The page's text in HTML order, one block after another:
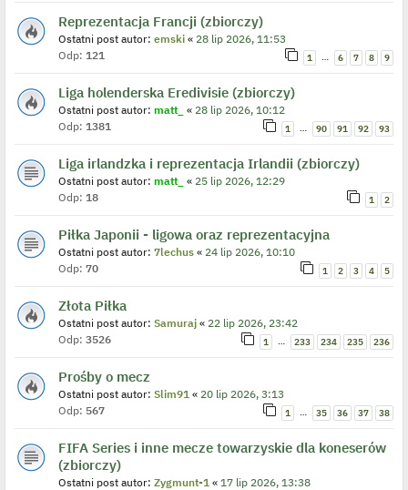
Reprezentacja Francji (zbiorczy)
Ostatni post autor: emski « 28 lip 2026, 11:53
Odp: 121 1 … 6 7 8 9
Liga holenderska Eredivisie (zbiorczy)
Ostatni post autor: matt_ « 28 lip 2026, 10:12
Odp: 1381 1 … 90 91 92 93
Liga irlandzka i reprezentacja Irlandii (zbiorczy)
Ostatni post autor: matt_ « 25 lip 2026, 12:29
Odp: 18 1 2
Piłka Japonii - ligowa oraz reprezentacyjna
Ostatni post autor: 7lechus « 24 lip 2026, 10:10
Odp: 70 1 2 3 4 5
Złota Piłka
Ostatni post autor: Samuraj « 22 lip 2026, 23:42
Odp: 3526 1 … 233 234 235 236
Prośby o mecz
Ostatni post autor: Slim91 « 20 lip 2026, 3:13
Odp: 567 1 … 35 36 37 38
FIFA Series i inne mecze towarzyskie dla koneserów
(zbiorczy)
Ostatni post autor: Zygmunt-1 « 17 lip 2026, 13:38